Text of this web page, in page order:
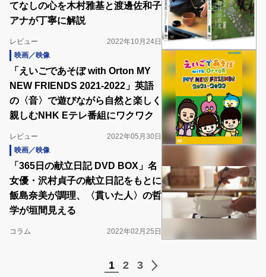
てなしの心を木村雅基と渡邊佐和子
アナが丁寧に解説
レビュー
2022年10月24日
映画／映像
「えいごであそぼ with Orton MY
NEW FRIENDS 2021-2022」英語
の〈音〉で遊びながら自然と楽しく
親しむNHK Eテレ番組にワクワク
レビュー
2022年05月30日
映画／映像
「365日の献立日記 DVD BOX」名
女優・沢村貞子の献立日記をもとに
飯島奈美が調理、〈貫いた人〉の哲
学が垣間見える
コラム 2022年02月25日
1 2 3